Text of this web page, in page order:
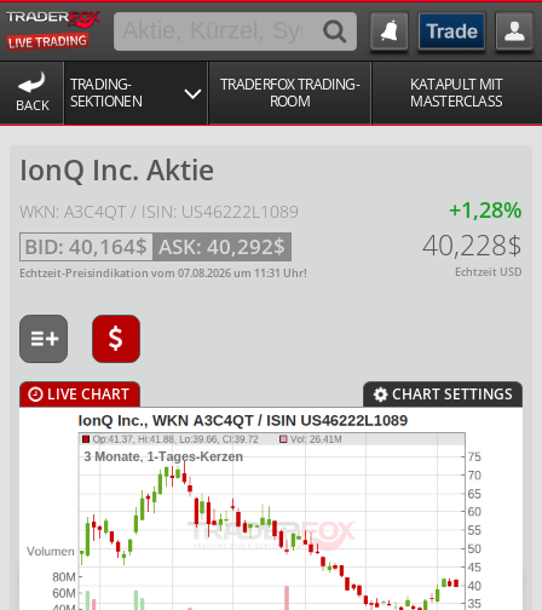
BACK
TRADING-
SEKTIONEN
TRADERFOX TRADING-
ROOM
KATAPULT MIT
MASTERCLASS
IonQ Inc. Aktie
WKN: A3C4QT / ISIN: US46222L1089
BID:40,164$ ASK:40,292$
Echtzeit-Preisindikation vom 07.08.2026um 11:31 Uhr!
+1,28%
40,228$
Echtzeit USD
LIVE CHART CHART SETTINGS